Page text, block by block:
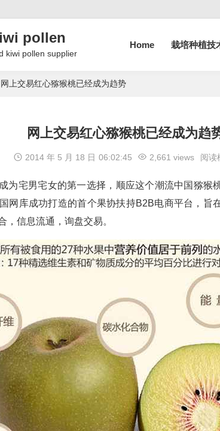
pollen
kiwi pollen supplier
Home 栽培种植技
网上交易红心猕猴桃已经成为趋势
网上交易红心猕猴桃已经成为趋
2014 年 5 月 18 日 06:02:45 2,661 views 阅读
为宅男宅女的第一选择，顺应这个潮流中国猕猴
网库成功打造的首个果协扶持B2B电商平台，旨
，信息流通，询盘交易。